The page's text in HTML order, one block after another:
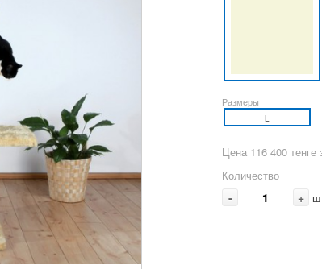
Размеры
L
Цена 116 400
Количество
- +